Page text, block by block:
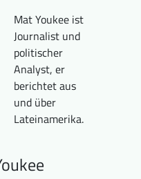
wir sind
Mat Youkee ist
Journalist und
politischer
Analyst, er
berichtet aus
und über
Lateinamerika.